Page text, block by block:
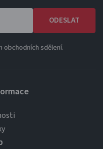
ODESLAT
obchodních sdělení.